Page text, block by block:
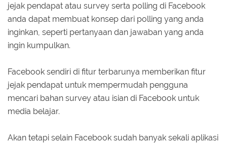
jejak pendapat atau survey serta polling di Facebook
anda dapat membuat konsep dari polling yang anda
inginkan, seperti pertanyaan dan jawaban yang anda
ingin kumpulkan.
Facebook sendiri di fitur terbarunya memberikan fitur
jejak pendapat untuk mempermudah pengguna
mencari bahan survey atau isian di Facebook untuk
media belajar.
Akan tetapi selain Facebook sudah banyak sekali aplikasi